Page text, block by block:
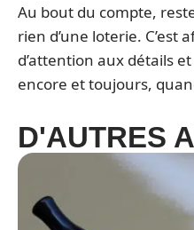
Au bout du compte,
rien d’une loterie. C’est
d’attention aux détails
encore et toujours,
D'AUTRES